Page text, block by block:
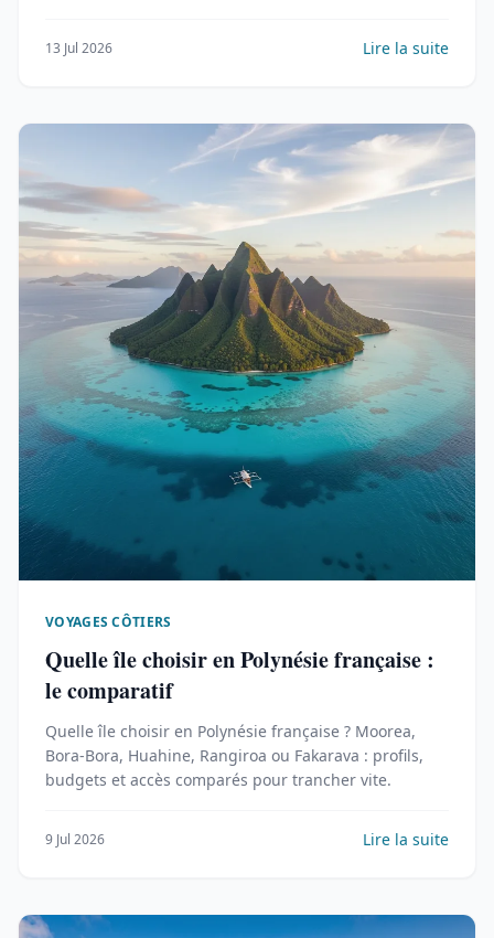
13 Jul 2026 Lire la suite
VOYAGES CÔTIERS
Quelle île choisir en Polynésie française :
le comparatif
Quelle île choisir en Polynésie française ? Moorea,
Bora-Bora, Huahine, Rangiroa ou Fakarava : profils,
budgets et accès comparés pour trancher vite.
9 Jul 2026 Lire la suite